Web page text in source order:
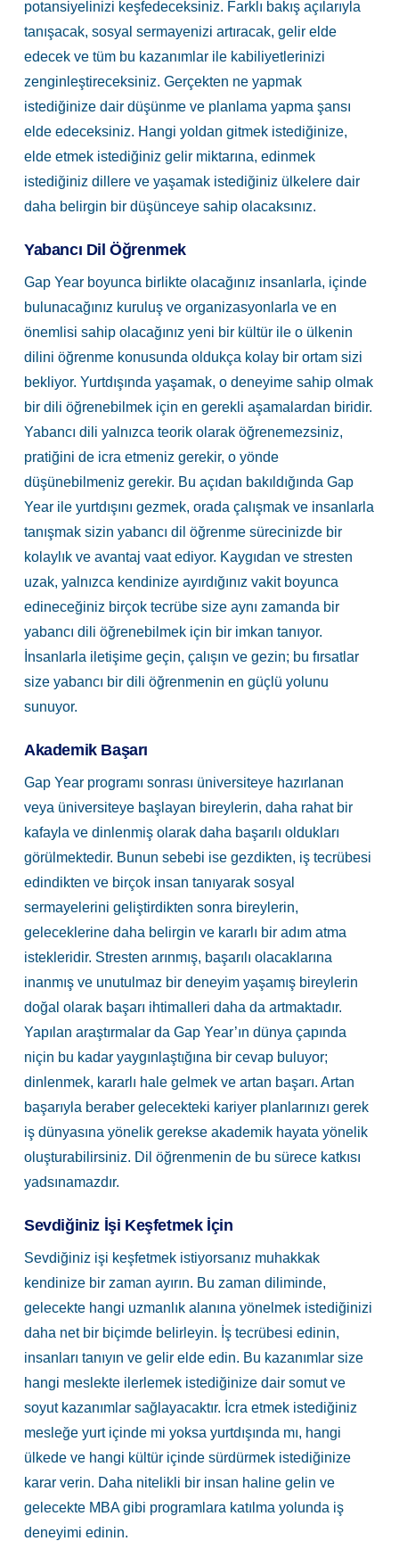
potansiyelinizi keşfedeceksiniz. Farklı bakış açılarıyla
tanışacak, sosyal sermayenizi artıracak, gelir elde
edecek ve tüm bu kazanımlar ile kabiliyetlerinizi
zenginleştireceksiniz. Gerçekten ne yapmak
istediğinize dair düşünme ve planlama yapma şansı
elde edeceksiniz. Hangi yoldan gitmek istediğinize,
elde etmek istediğiniz gelir miktarına, edinmek
istediğiniz dillere ve yaşamak istediğiniz ülkelere dair
daha belirgin bir düşünceye sahip olacaksınız.
Yabancı Dil Öğrenmek
Gap Year boyunca birlikte olacağınız insanlarla, içinde
bulunacağınız kuruluş ve organizasyonlarla ve en
önemlisi sahip olacağınız yeni bir kültür ile o ülkenin
dilini öğrenme konusunda oldukça kolay bir ortam sizi
bekliyor. Yurtdışında yaşamak, o deneyime sahip olmak
bir dili öğrenebilmek için en gerekli aşamalardan biridir.
Yabancı dili yalnızca teorik olarak öğrenemezsiniz,
pratiğini de icra etmeniz gerekir, o yönde
düşünebilmeniz gerekir. Bu açıdan bakıldığında Gap
Year ile yurtdışını gezmek, orada çalışmak ve insanlarla
tanışmak sizin yabancı dil öğrenme sürecinizde bir
kolaylık ve avantaj vaat ediyor. Kaygıdan ve stresten
uzak, yalnızca kendinize ayırdığınız vakit boyunca
edineceğiniz birçok tecrübe size aynı zamanda bir
yabancı dili öğrenebilmek için bir imkan tanıyor.
İnsanlarla iletişime geçin, çalışın ve gezin; bu fırsatlar
size yabancı bir dili öğrenmenin en güçlü yolunu
sunuyor.
Akademik Başarı
Gap Year programı sonrası üniversiteye hazırlanan
veya üniversiteye başlayan bireylerin, daha rahat bir
kafayla ve dinlenmiş olarak daha başarılı oldukları
görülmektedir. Bunun sebebi ise gezdikten, iş tecrübesi
edindikten ve birçok insan tanıyarak sosyal
sermayelerini geliştirdikten sonra bireylerin,
geleceklerine daha belirgin ve kararlı bir adım atma
istekleridir. Stresten arınmış, başarılı olacaklarına
inanmış ve unutulmaz bir deneyim yaşamış bireylerin
doğal olarak başarı ihtimalleri daha da artmaktadır.
Yapılan araştırmalar da Gap Year’ın dünya çapında
niçin bu kadar yaygınlaştığına bir cevap buluyor;
dinlenmek, kararlı hale gelmek ve artan başarı. Artan
başarıyla beraber gelecekteki kariyer planlarınızı gerek
iş dünyasına yönelik gerekse akademik hayata yönelik
oluşturabilirsiniz. Dil öğrenmenin de bu sürece katkısı
yadsınamazdır.
Sevdiğiniz İşi Keşfetmek İçin
Sevdiğiniz işi keşfetmek istiyorsanız muhakkak
kendinize bir zaman ayırın. Bu zaman diliminde,
gelecekte hangi uzmanlık alanına yönelmek istediğinizi
daha net bir biçimde belirleyin. İş tecrübesi edinin,
insanları tanıyın ve gelir elde edin. Bu kazanımlar size
hangi meslekte ilerlemek istediğinize dair somut ve
soyut kazanımlar sağlayacaktır. İcra etmek istediğiniz
mesleğe yurt içinde mi yoksa yurtdışında mı, hangi
ülkede ve hangi kültür içinde sürdürmek istediğinize
karar verin. Daha nitelikli bir insan haline gelin ve
gelecekte MBA gibi programlara katılma yolunda iş
deneyimi edinin.